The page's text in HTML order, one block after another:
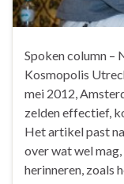
Spoken column –
Kosmopolis
mei 2012,
zelden effectief,
Het artikel past
over wat wel
herinneren, zoals